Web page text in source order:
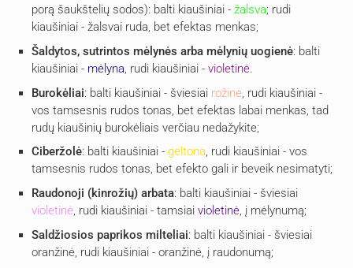
porą šaukštelių sodos): balti kiaušiniai - žalsva; rudi
kiaušiniai - žalsvai ruda, bet efektas menkas;
Šaldytos, sutrintos mėlynės arba mėlynių uogienė: balti
kiaušiniai - mėlyna, rudi kiaušiniai - violetinė.
Burokėliai: balti kiaušiniai - šviesiai rožinė , rudi kiaušiniai -
vos tamsesnis rudos tonas, bet efektas labai menkas, tad
rudų kiaušinių burokėliais verčiau nedažykite;
Ciberžolė: balti kiaušiniai - geltona, rudi kiaušiniai - vos
tamsesnis rudos tonas, bet efekto gali ir beveik nesimatyti;
Raudonoji (kinrožių) arbata: balti kiaušiniai - šviesiai
violetinė, rudi kiaušiniai - tamsiai violetinė, į mėlynumą;
Saldžiosios paprikos milteliai: balti kiaušiniai - šviesiai
oranžinė, rudi kiaušiniai - oranžinė, į raudonumą;